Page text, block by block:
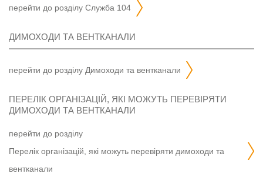
перейти до розділу служба 104
ДИМОХОДИ ТА ВЕНТКАНАЛИ
перейти до розділу димоходи та вентканали
ПЕРЕЛІК ОРГАНІЗАЦІЙ, ЯКІ МОЖУТЬ ПЕРЕВІРЯТИ
ДИМОХОДИ ТА ВЕНТКАНАЛИ
перейти до розділу
перелік організацій, які можуть перевіряти димоходи та
вентканали